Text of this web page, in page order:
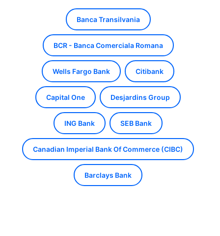
Banca Transilvania
BCR - Banca Comerciala Romana
Wells Fargo Bank Citibank
Capital One Desjardins Group
ING Bank SEB Bank
Canadian Imperial Bank Of Commerce (CIBC)
Barclays Bank